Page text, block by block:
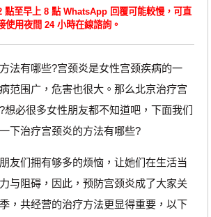
點至早上 8 點 WhatsApp 回覆可能較慢，可直
使用夜間 24 小時在線諮詢。
有哪些?宫颈炎是女性宫颈疾病的一
范围广，危害也很大。那么北京治疗宫
想必很多女性朋友都不知道吧，下面我们
下治疗宫颈炎的方法有哪些?
们拥有够多的烦恼，让她们在生活当
与阻碍，因此，预防宫颈炎成了大家关
，共经营的治疗方法更显得重要，以下